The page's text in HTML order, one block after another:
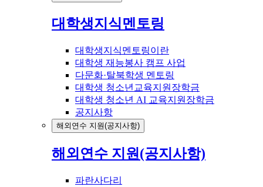
대학생지식멘토링
대학생지식멘토링이란
대학생 재능봉사 캠프 사업
다문화·탈북학생 멘토링
대학생 청소년교육지원장학금
대학생 청소년 AI 교육지원장학금
공지사항
해외연수 지원(공지사항)
해외연수 지원(공지사항)
파란사다리